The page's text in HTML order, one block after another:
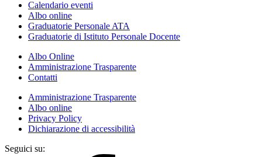
Calendario eventi
Albo online
Graduatorie Personale ATA
Graduatorie di Istituto Personale Docente
Albo Online
Amministrazione Trasparente
Contatti
Amministrazione Trasparente
Albo online
Privacy Policy
Dichiarazione di accessibilità
Seguici su: